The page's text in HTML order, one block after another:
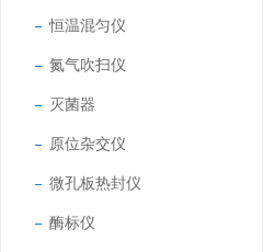
恒温混匀仪
氮气吹扫仪
灭菌器
原位杂交仪
微孔板热封仪
酶标仪